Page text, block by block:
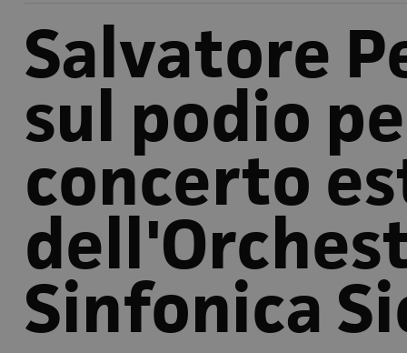
Salvatore
sul podio
concerto
Sinfonica